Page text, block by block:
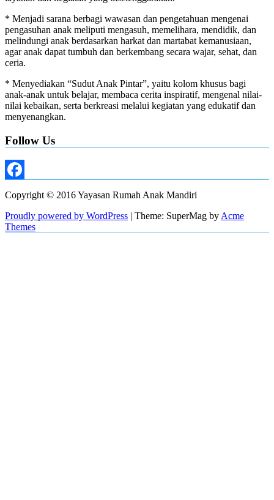
* Menjadi sarana berbagi wawasan dan pengetahuan mengenai
pengasuhan anak meliputi mengasuh, memelihara, mendidik, dan
melindungi anak berdasarkan harkat dan martabat kemanusiaan,
agar anak dapat tumbuh dan berkembang secara wajar, sehat, dan
ceria.
* Menyediakan “Sudut Anak Pintar”, yaitu kolom khusus bagi
anak-anak untuk belajar, membaca cerita inspiratif, mengenal nilai-
nilai kebaikan, serta berkreasi melalui kegiatan yang edukatif dan
menyenangkan.
Follow Us
Copyright © 2016 Yayasan Rumah Anak Mandiri
Proudly powered by WordPress | Theme: SuperMag by Acme
Themes